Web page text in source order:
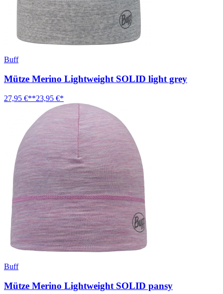
Buff
Mütze Merino Lightweight SOLID light grey
27,95 €**23,95 €*
Buff
Mütze Merino Lightweight SOLID pansy